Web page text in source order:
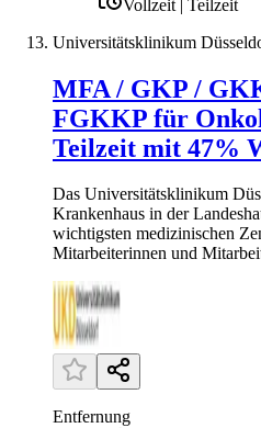
Vollzeit | Teilzeit
Universitätsklinikum
MFA / GKP /
FGKKP für
Teilzeit mit 47%
Das Universitätsklinikum
Krankenhaus in der
wichtigsten medizinischen
Mitarbeiterinnen und
Entfernung